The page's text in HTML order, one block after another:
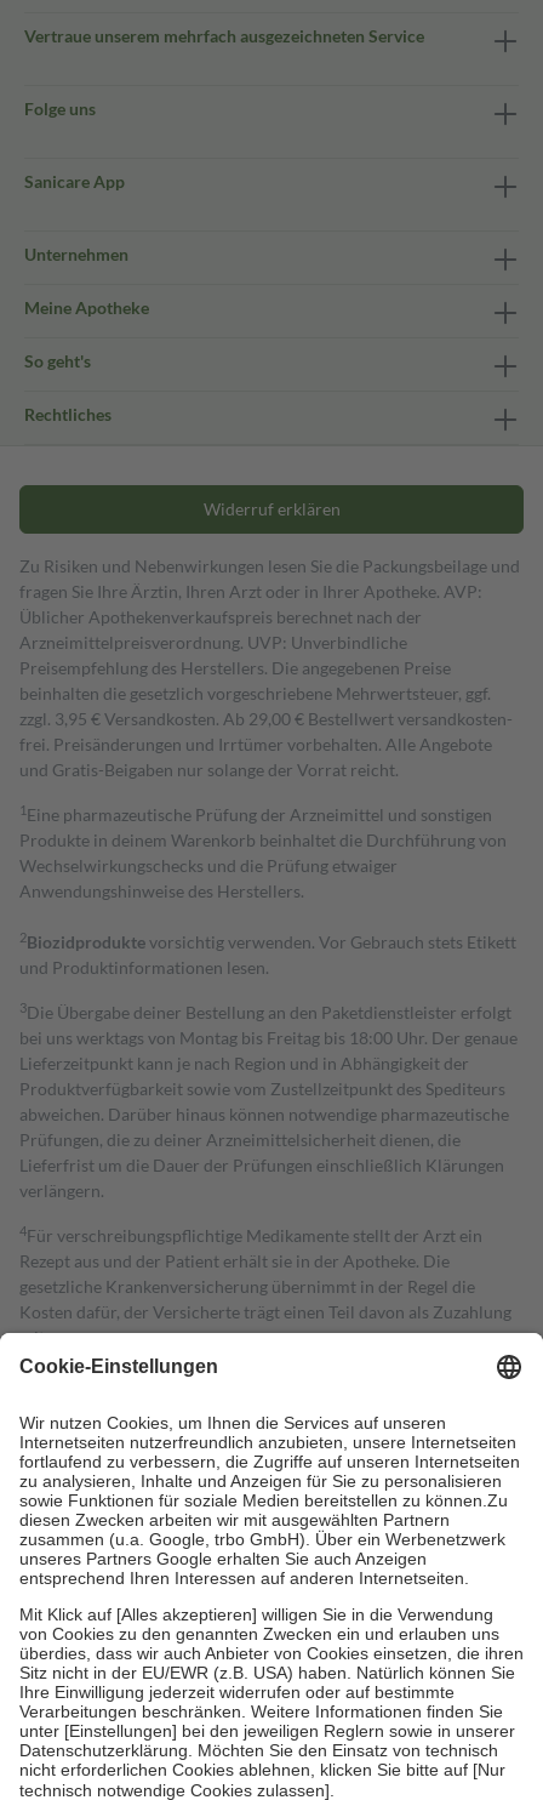
Vertraue unserem mehrfach ausgezeichneten Service
Folge uns
Sanicare App
Unternehmen
Meine Apotheke
So geht's
Rechtliches
Widerruf erklären
Zu Risiken und Nebenwirkungen lesen Sie die Packungsbeilage und
fragen Sie Ihre Ärztin, Ihren Arzt oder in Ihrer Apotheke. AVP:
Üblicher Apothekenverkaufspreis berechnet nach der
Arzneimittelpreisverordnung. UVP: Unverbindliche
Preisempfehlung des Herstellers. Die angegebenen Preise
beinhalten die gesetzlich vorgeschriebene Mehrwertsteuer, ggf.
zzgl. 3,95 € Versandkosten. Ab 29,00 € Bestell­wert versand­kosten­
frei. Preisänderungen und Irrtümer vorbehalten. Alle Angebote
und Gratis-Beigaben nur solange der Vorrat reicht.
1 Eine pharmazeutische Prüfung der Arzneimittel und sonstigen
Produkte in deinem Warenkorb beinhaltet die Durchführung von
Wechselwirkungschecks und die Prüfung etwaiger
Anwendungshinweise des Herstellers.
2Biozidproduktevorsichtig verwenden. Vor Gebrauch stets Etikett
und Produktinformationen lesen.
3Die Übergabe deiner Bestellung an den Paketdienstleister erfolgt
bei uns werktags von Montag bis Freitag bis 18:00 Uhr. Der genaue
Lieferzeitpunkt kann je nach Region und in Abhängigkeit der
Produktverfügbarkeit sowie vom Zustellzeitpunkt des Spediteurs
abweichen. Darüber hinaus können notwendige pharmazeutische
Prüfungen, die zu deiner Arzneimittelsicherheit dienen, die
Lieferfrist um die Dauer der Prüfungen einschließlich Klärungen
verlängern.
4Für verschreibungspflichtige Medikamente stellt der Arzt ein
Rezept aus und der Patient erhält sie in der Apotheke. Die
gesetzliche Krankenversicherung übernimmt in der Regel die
Kosten dafür, der Versicherte trägt einen Teil davon als Zuzahlung
mit.
Grundsätzlich leisten Mitglieder Zuzahlungen in Höhe von zehn
höchstens zehn Euro.
Es sind jedoch nie mehr als die tatsächlichen
Kosten der Leistung zu entrichten.
Diese Regeln gelten grundsätzlich auch für Online-Apotheken.
Bei Heilmitteln und häuslicher Krankenpflege beträgt die
Zuzahlung zehn Prozent der Kosten sowie zehn Euro je
Verordnung.
Um das Engagement der Versicherten für ihre eigene Gesundheit zu
stärken und die besondere Stellung der Familie zu unterstützen,
fallenkeine Zuzahlungenan bei:
• Kindern und Jugendlichen bis zum vollendeten 18. Lebensjahr
mit Ausnahme der Fahrkosten
• Untersuchungen zur Vorsorge und Früherkennung, die von der
GKV getragen werden
• empfohlenen Schutzimpfungen
• Harn- und Blutteststreifen